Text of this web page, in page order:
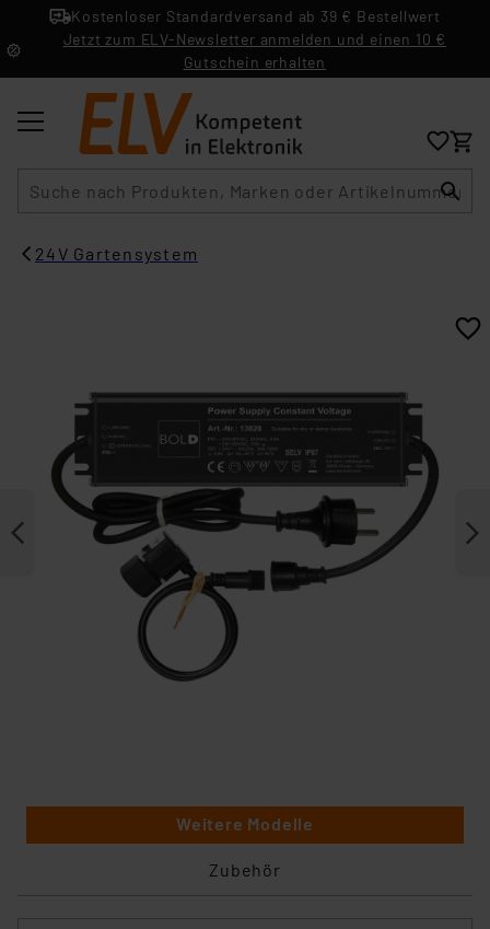
Kostenloser Standardversand ab 39 € Bestellwert
Jetzt zum ELV-Newsletter anmelden und einen 10 €
Gutschein erhalten
24V Gartensystem
Weitere Modelle
Zubehör